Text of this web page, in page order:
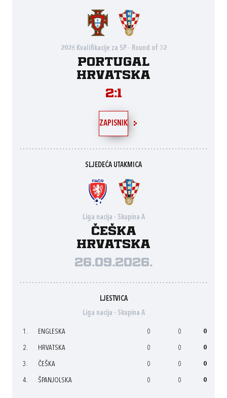
2026 Kvalifikacije za SP - Round of 32
Portugal
Hrvatska
2:1
ZAPISNIK
SLJEDEĆA UTAKMICA
Liga nacija - Skupina A
Češka
Hrvatska
26.09.2026.
LJESTVICA
Liga nacija - Skupina A
1. ENGLESKA 0 0 0
2. HRVATSKA 0 0 0
3. ČEŠKA 0 0 0
4. ŠPANJOLSKA 0 0 0